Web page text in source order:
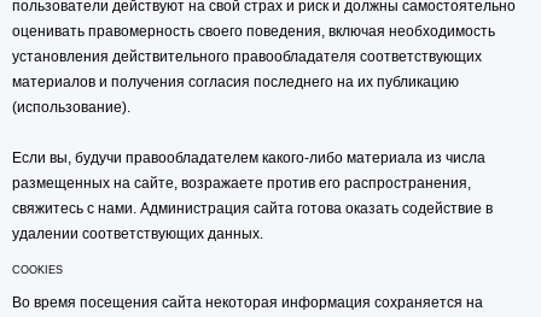
пользователи действуют на свой страх и риск и должны самостоятельно
оценивать правомерность своего поведения, включая необходимость
установления действительного правообладателя соответствующих
материалов и получения согласия последнего на их публикацию
(использование).
Если вы, будучи правообладателем какого-либо материала из числа
размещенных на сайте, возражаете против его распространения,
свяжитесь с нами. Администрация сайта готова оказать содействие в
удалении соответствующих данных.
COOKIES
Во время посещения сайта некоторая информация сохраняется на